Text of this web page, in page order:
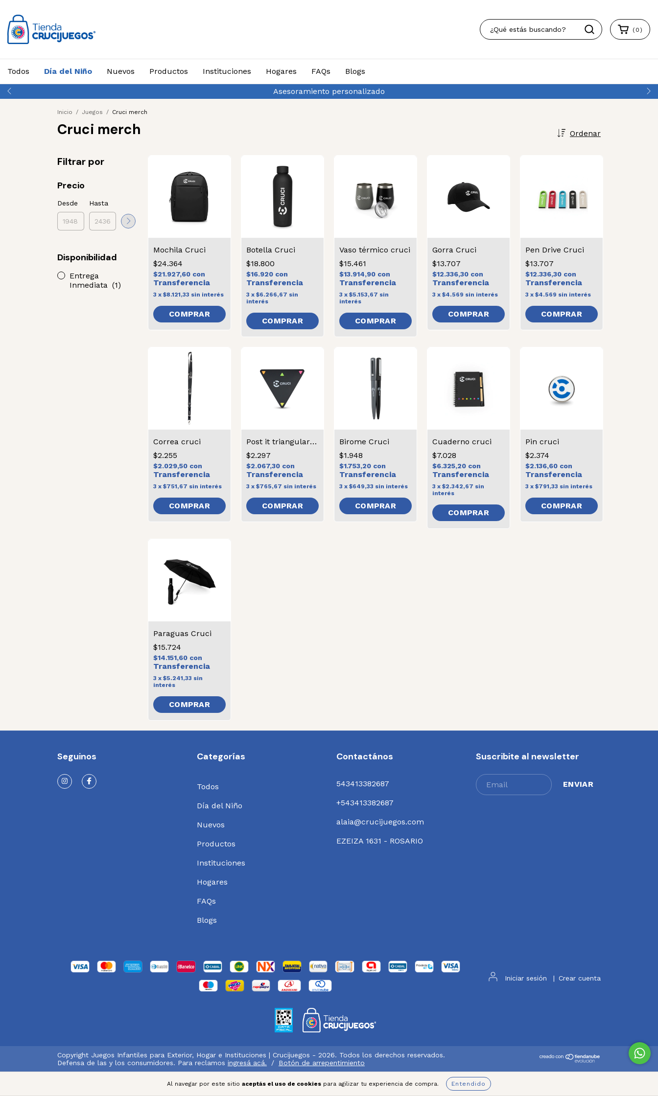
Asesoramiento personalizado
( 0 )
Todos Día del Niño Nuevos Productos Instituciones Hogares FAQs Blogs
Al navegar por este sitio aceptás el uso de cookies para agilizar tu experiencia de compra. Entendido
Inicio / Juegos / Cruci merch
Cruci merch Ordenar
Filtrar por
Precio
Desde Hasta
Disponibilidad
Entrega
Inmediata (1)
Mochila Cruci
$24.364
$21.927,60 con
3 x $8.121,33 sin interés
Botella Cruci
$18.800
$16.920 con
3 x $6.266,67 sin
interés
Vaso térmico cruci
$15.461
$13.914,90 con
3 x $5.153,67 sin
interés
COMPRAR
Gorra Cruci
$13.707
$12.336,30 con
3 x $4.569 sin interés
Pen Drive Cruci
$13.707
$12.336,30 con
3 x $4.569 sin interés
COMPRAR
Correa cruci
$2.255
$2.029,50 con
3 x $751,67 sin interés
Post it triangular cruci
$2.297
$2.067,30 con
3 x $765,67 sin interés
Birome Cruci
$1.948
$1.753,20 con
3 x $649,33 sin interés
COMPRAR
Cuaderno cruci
$7.028
$6.325,20 con
3 x $2.342,67 sin
interés
Pin cruci
$2.374
$2.136,60 con
3 x $791,33 sin interés
Paraguas Cruci
$15.724
$14.151,60 con
3 x $5.241,33 sin
interés
COMPRAR
Seguinos Categorías
Todos
Día del Niño
Nuevos
Productos
Instituciones
Hogares
FAQs
Blogs
Contactános
543413382687
+543413382687
alaia@crucijuegos.com
EZEIZA 1631 - ROSARIO
Suscribite al newsletter
Iniciar sesión | Crear cuenta
Copyright Juegos Infantiles para Exterior, Hogar e Instituciones | Crucijuegos - 2026. Todos los derechos reservados.
Defensa de las y los consumidores. Para reclamos ingresá acá. / Botón de arrepentimiento